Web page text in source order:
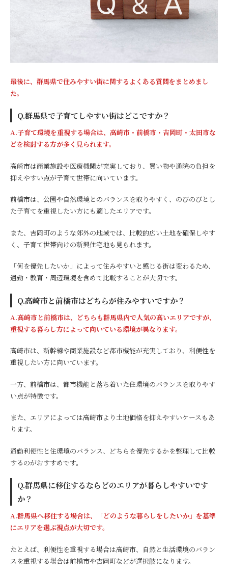
最後に、群馬県で住みやすい街に関するよくある質問をまとめまし
た。
Q.群馬県で子育てしやすい街はどこですか？
A.子育て環境を重視する場合は、高崎市・前橋市・吉岡町・太田市な
どを検討する方が多く見られます。
高崎市は商業施設や医療機関が充実しており、買い物や通院の負担を
抑えやすい点が子育て世帯に向いています。
前橋市は、公園や自然環境とのバランスを取りやすく、のびのびとし
た子育てを重視したい方にも適したエリアです。
また、吉岡町のような郊外の地域では、比較的広い土地を確保しやす
く、子育て世帯向けの新興住宅地も見られます。
「何を優先したいか」によって住みやすいと感じる街は変わるため、
通勤・教育・周辺環境を含めて比較することが大切です。
Q.高崎市と前橋市はどちらが住みやすいですか？
A.高崎市と前橋市は、どちらも群馬県内で人気の高いエリアですが、
重視する暮らし方によって向いている環境が異なります。
高崎市は、新幹線や商業施設など都市機能が充実しており、利便性を
重視したい方に向いています。
一方、前橋市は、都市機能と落ち着いた住環境のバランスを取りやす
い点が特徴です。
また、エリアによっては高崎市より土地価格を抑えやすいケースもあ
ります。
通勤利便性と住環境のバランス、どちらを優先するかを整理して比較
するのがおすすめです。
Q.群馬県に移住するならどのエリアが暮らしやすいです
か？
A.群馬県へ移住する場合は、「どのような暮らしをしたいか」を基準
にエリアを選ぶ視点が大切です。
たとえば、利便性を重視する場合は高崎市、自然と生活環境のバラン
スを重視する場合は前橋市や吉岡町などが選択肢になります。